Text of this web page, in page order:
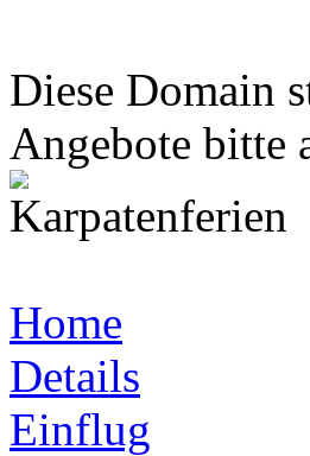
Diese Domain
Angebote bitte
Home
Details
Einflug